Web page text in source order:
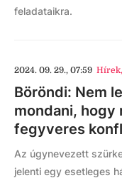
feladataikra.
2024. 09. 29., 07:59 Hírek,
Böröndi: Nem
mondani, hogy
fegyveres
Az úgynevezett
jelenti egy esetleges